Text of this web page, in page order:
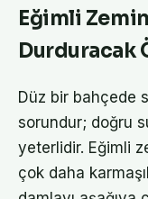
Eğimli
Durduracak
Düz bir bahçede
sorundur; doğru
yeterlidir. Eğimli
çok daha